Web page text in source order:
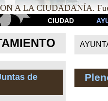
A LA CIUDADANÍA.
CIUDAD
de